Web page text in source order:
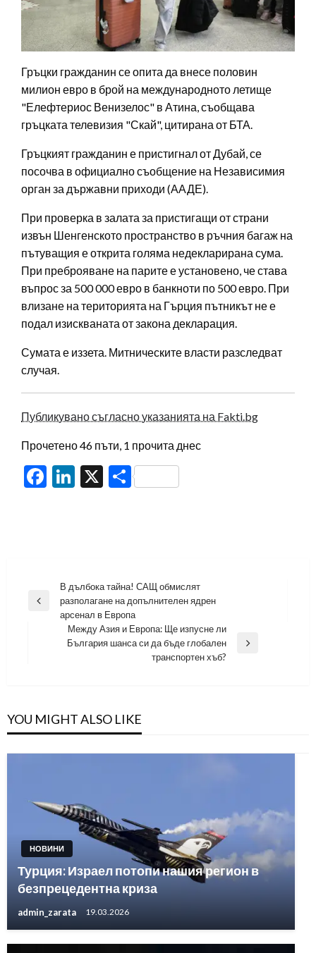
Гръцки гражданин се опита да внесе половин
милион евро в брой на международното летище
"Елефтериос Венизелос" в Атина, съобщава
гръцката телевизия "Скай", цитирана от БТА.
Гръцкият гражданин е пристигнал от Дубай, се
посочва в официално съобщение на Независимия
орган за държавни приходи (ААДЕ).
При проверка в залата за пристигащи от страни
извън Шенгенското пространство в ръчния багаж на
пътуващия е открита голяма недекларирана сума.
При преброяване на парите е установено, че става
въпрос за 500 000 евро в банкноти по 500 евро. При
влизане на територията на Гърция пътникът не е
подал изискваната от закона декларация.
Сумата е иззета. Митническите власти разследват
случая.
Публикувано съгласно указанията на Fakti.bg
Прочетено 46 пъти, 1 прочита днес
Facebook
LinkedIn
X Share
Навигация
Previous
В дълбока тайна! САЩ обмислят
разполагане на допълнителен ядрен
арсенал в Европа
Между Азия и Европа: Ще изпусне ли
България шанса си да бъде глобален
транспортен хъб?
YOU MIGHT ALSO LIKE
НОВИНИ
Турция: Израел потопи нашия регион в
безпрецедентна криза
admin_zarata 19.03.2026